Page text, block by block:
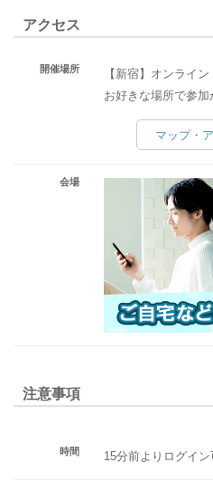
アクセス
開催場所
【新宿】オンライン
お好きな場所で参加
マップ・
会場
注意事項
時間 15分前よりログイン